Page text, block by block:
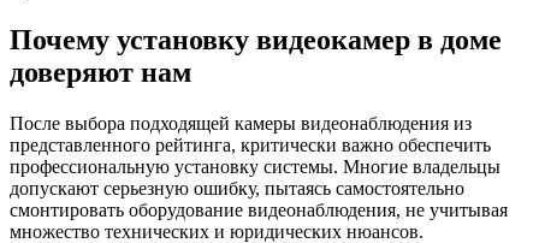
Почему установку видеокамер в доме
доверяют нам
После выбора подходящей камеры видеонаблюдения из
представленного рейтинга, критически важно обеспечить
профессиональную установку системы. Многие владельцы
допускают серьезную ошибку, пытаясь самостоятельно
смонтировать оборудование видеонаблюдения, не учитывая
множество технических и юридических нюансов.